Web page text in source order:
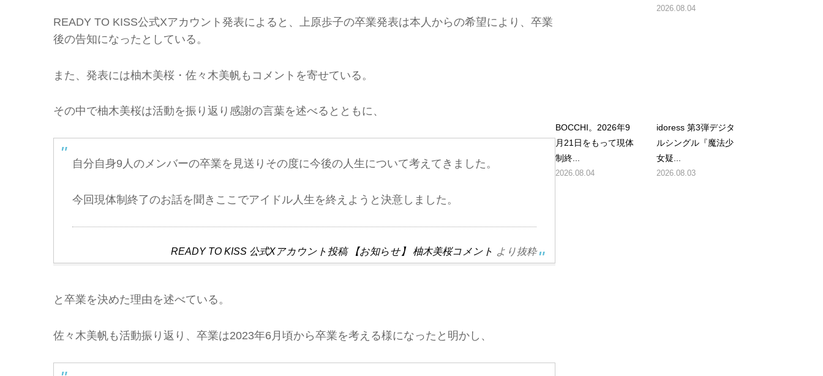
READY TO KISS公式Xアカウント発表によると、上原歩子の卒業発表は本人からの希望により、卒業
後の告知になったとしている。
また、発表には柚木美桜・佐々木美帆もコメントを寄せている。
その中で柚木美桜は活動を振り返り感謝の言葉を述べるとともに、
自分自身9人のメンバーの卒業を見送りその度に今後の人生について考えてきました。
今回現体制終了のお話を聞きここでアイドル人生を終えようと決意しました。
READY TO KISS 公式Xアカウント投稿 【お知らせ】 柚木美桜コメント より抜粋
と卒業を決めた理由を述べている。
佐々木美帆も活動振り返り、卒業は2023年6月頃から卒業を考える様になったと明かし、
2026.08.04
BOCCHI。2026年9
月21日をもって現体
制終...
2026.08.04
idoress 第3弾デジタ
ルシングル『魔法少
女疑...
2026.08.03